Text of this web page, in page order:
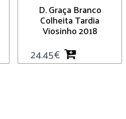
D. Graça Branco
Colheita Tardia
Viosinho 2018
24.45€